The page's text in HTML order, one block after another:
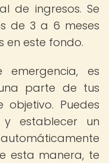
de ingresos. Se
de 3 a 6 meses
en este fondo.
es
parte de tus
objetivo. Puedes
establecer un
esta manera, te